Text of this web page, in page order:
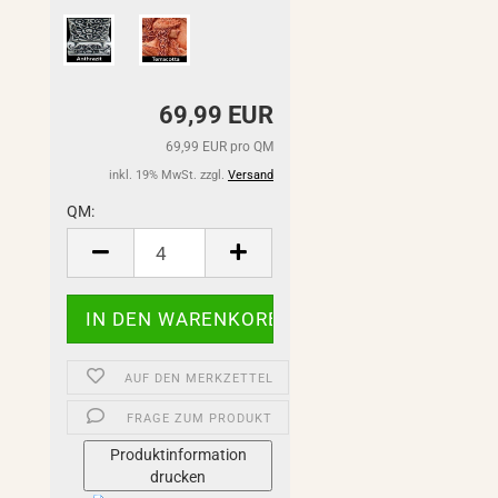
69,99 EUR
69,99 EUR pro QM
inkl. 19% MwSt. zzgl. Versand
QM:
AUF DEN MERKZETTEL
FRAGE ZUM PRODUKT
Produktinformation
drucken